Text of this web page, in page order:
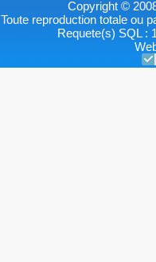
Copyright ©
Toute reproduction totale ou
Requete(s) SQL :